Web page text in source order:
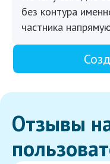
без контура
частника
Отзывы